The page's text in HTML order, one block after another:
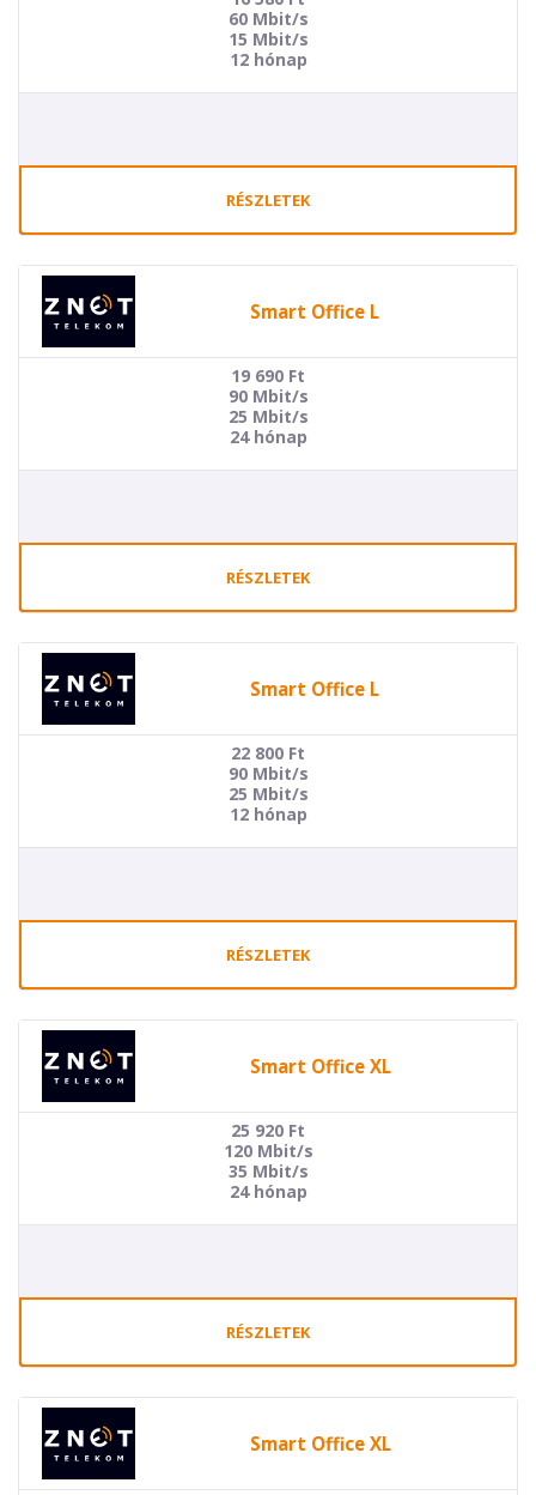
60 Mbit/s
15 Mbit/s
12 hónap
RÉSZLETEK
Smart Office L
19 690 Ft
90 Mbit/s
25 Mbit/s
24 hónap
RÉSZLETEK
Smart Office L
22 800 Ft
90 Mbit/s
25 Mbit/s
12 hónap
RÉSZLETEK
Smart Office XL
25 920 Ft
120 Mbit/s
35 Mbit/s
24 hónap
RÉSZLETEK
Smart Office XL